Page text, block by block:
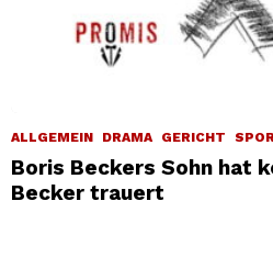
ALLGEMEIN DRAMA GERICHT
Boris Beckers Sohn hat
Becker trauert